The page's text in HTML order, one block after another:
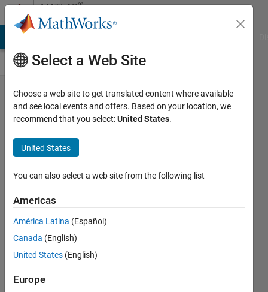
Skip to contentMATLAB®
Central
動きを
分かり
く！ア
ション
の作り
方３選
michio
18 Jun
412
Select a Web Site
Choose a web site to get translated content where available
and see local events and offers. Based on your location, we
recommend that you select:United States.
United States
You can also select a web site from the following list
Americas
América Latina (Español)
Canada (English)
United States (English)
Europe